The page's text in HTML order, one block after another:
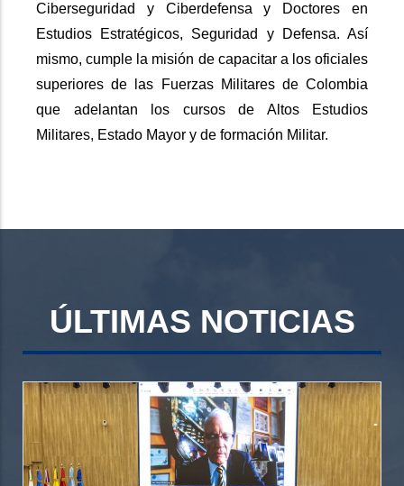
Ciberseguridad y Ciberdefensa y Doctores en
Estudios Estratégicos, Seguridad y Defensa. Así
mismo, cumple la misión de capacitar a los oficiales
superiores de las Fuerzas Militares de Colombia
que adelantan los cursos de Altos Estudios
Militares, Estado Mayor y de formación Militar.
ÚLTIMAS NOTICIAS